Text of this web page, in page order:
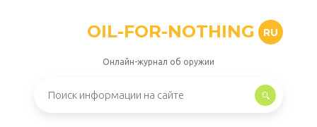
OIL-FOR-NOTHING RU
Онлайн-журнал об оружии